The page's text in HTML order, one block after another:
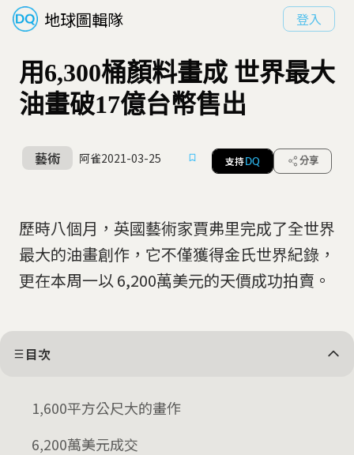
地球圖輯隊 登入
用6,300桶顏料畫成 世界最大
油畫破17億台幣售出
藝術 阿雀2021-03-25 支持 DQ 分享
歷時八個月，英國藝術家賈弗里完成了全世界
最大的油畫創作，它不僅獲得金氏世界紀錄，
更在本周一以 6,200萬美元的天價成功拍賣。
目次
1,600平方公尺大的畫作
6,200萬美元成交